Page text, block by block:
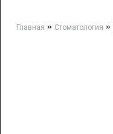
Главная » Стоматология »